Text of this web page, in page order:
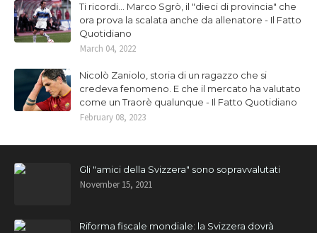
Ti ricordi... Marco Sgrò, il "dieci di provincia" che
ora prova la scalata anche da allenatore - Il Fatto
Quotidiano
March 04, 2022
Nicolò Zaniolo, storia di un ragazzo che si
credeva fenomeno. E che il mercato ha valutato
come un Traorè qualunque - Il Fatto Quotidiano
February 08, 2023
Gli "amici della Svizzera" sono sopravvalutati
November 15, 2021
Riforma fiscale mondiale: la Svizzera dovrà